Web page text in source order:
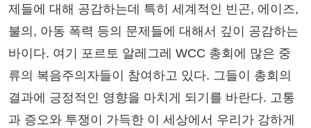
제들에 대해 공감하는데 특히 세계적인 빈곤, 에이즈,
불의, 아동 폭력 등의 문제들에 대해서 깊이 공감하는
바이다. 여기 포르토 알레그레 WCC 총회에 많은 중
류의 복음주의자들이 참여하고 있다. 그들이 총회의
결과에 긍정적인 영향을 마치게 되기를 바란다. 고통
과 증오와 투쟁이 가득한 이 세상에서 우리가 강하게